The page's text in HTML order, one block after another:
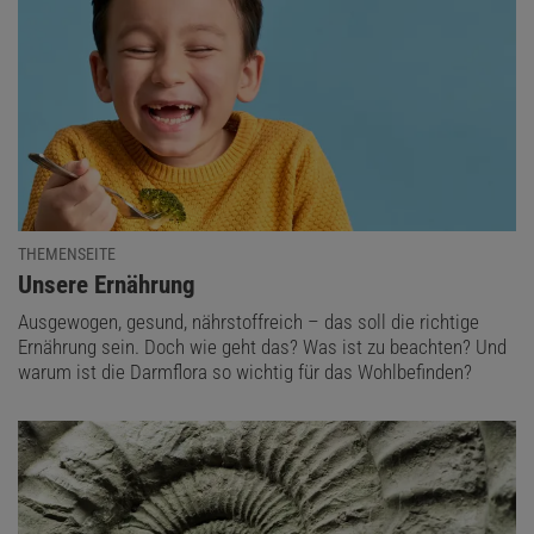
THEMENSEITE
:
Unsere Ernährung
Ausgewogen, gesund, nährstoffreich – das soll die richtige
Ernährung sein. Doch wie geht das? Was ist zu beachten? Und
warum ist die Darmflora so wichtig für das Wohlbefinden?